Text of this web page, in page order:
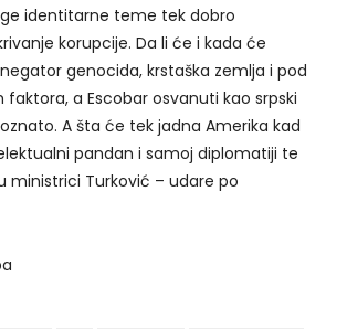
identitarne teme tek dobro
korupcije. Da li će i kada će
genocida, krstaška zemlja i pod
a Escobar osvanuti kao srpski
A šta će tek jadna Amerika kad
pandan i samoj diplomatiji te
ministrici Turković – udare po